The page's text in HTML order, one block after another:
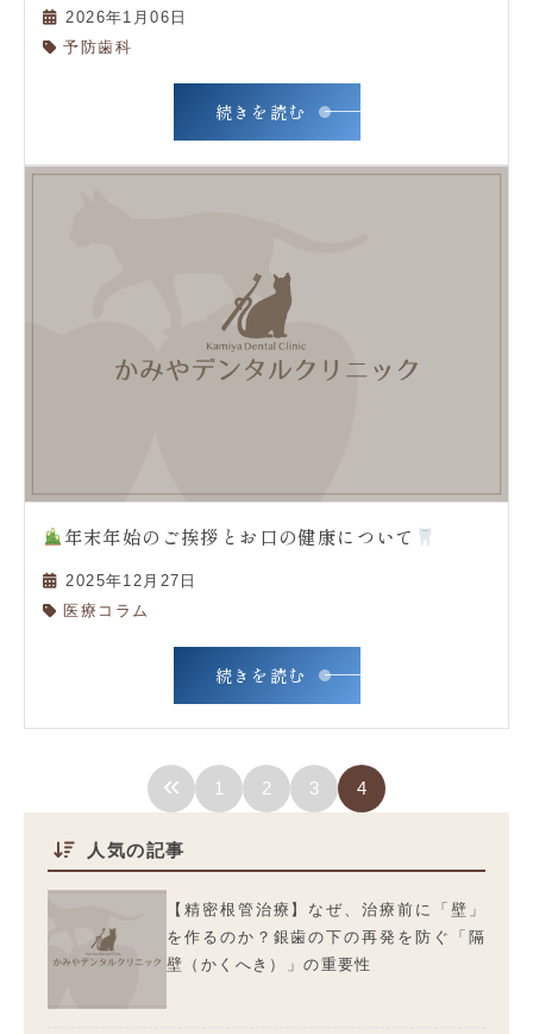
2026年1月06日
予防歯科
続きを読む
年末年始のご挨拶とお口の健康について
2025年12月27日
医療コラム
続きを読む
« 1 2 3 4
人気の記事
【精密根管治療】なぜ、治療前に「壁」
を作るのか？銀歯の下の再発を防ぐ「隔
壁（かくへき）」の重要性